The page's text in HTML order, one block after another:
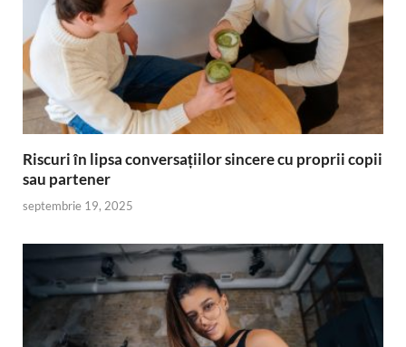
Riscuri în lipsa conversațiilor sincere cu proprii copii
sau partener
septembrie 19, 2025